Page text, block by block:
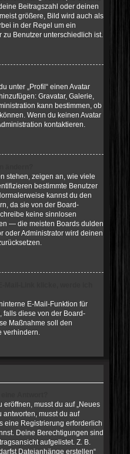
Beitragszahl oder deinen
größere, Bild wird auch als
in der Regel um ein
Benutzer unterschiedlich ist.
unter „Profil“ einen Avatar
Gravatar, Galerie,
kann bestimmen, ob
Wenn du keinen Avatar
kontaktieren.
stehen, zeigen an, wie viele
bestimmte Benutzer
kannst du den
da sie von der Board-
keine sinnlosen
— die meisten Boards dulden
oder Administrator wird deinen
E-Mail-Funktion für
falls diese von der Board-
Maßnahme soll den
verhindern.
musst du auf „Neues
antworten, musst du auf
eine Registrierung erforderlich
Deine Berechtigungen sind
aufgelistet. Z. B.
Dateianhänge erstellen“